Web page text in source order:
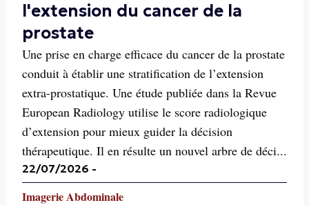
l'extension du cancer de la
prostate
Une prise en charge efficace du cancer de la prostate
conduit à établir une stratification de l’extension
extra-prostatique. Une étude publiée dans la Revue
European Radiology utilise le score radiologique
d’extension pour mieux guider la décision
thérapeutique. Il en résulte un nouvel arbre de déci...
22/07/2026 -
Imagerie Abdominale